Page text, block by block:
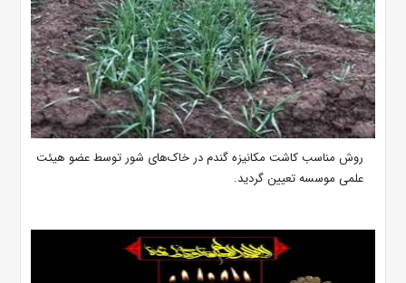
روش مناسب کاشت مکانیزه گندم در خاک‌های شور توسط عضو هیئت
علمی موسسه تعیین گردید.